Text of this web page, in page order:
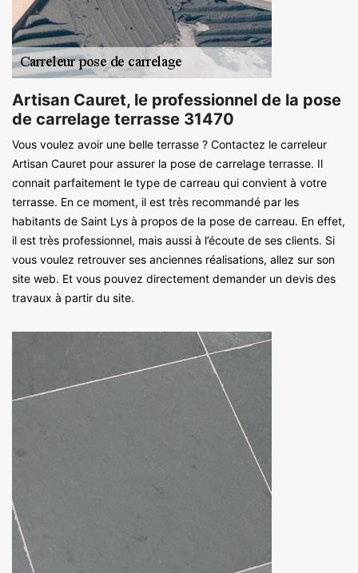
Artisan Cauret, le professionnel de la pose
de carrelage terrasse 31470
Vous voulez avoir une belle terrasse ? Contactez le carreleur
Artisan Cauret pour assurer la pose de carrelage terrasse. Il
connait parfaitement le type de carreau qui convient à votre
terrasse. En ce moment, il est très recommandé par les
habitants de Saint Lys à propos de la pose de carreau. En effet,
il est très professionnel, mais aussi à l’écoute de ses clients. Si
vous voulez retrouver ses anciennes réalisations, allez sur son
site web. Et vous pouvez directement demander un devis des
travaux à partir du site.